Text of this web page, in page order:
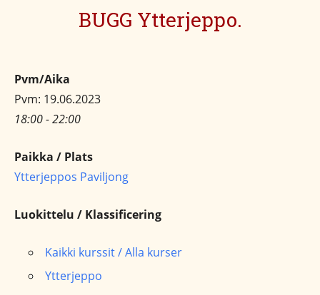
BUGG Ytterjeppo.
Pvm/Aika
Pvm: 19.06.2023
18:00 - 22:00
Paikka / Plats
Ytterjeppos Paviljong
Luokittelu / Klassificering
Kaikki kurssit / Alla kurser
Ytterjeppo